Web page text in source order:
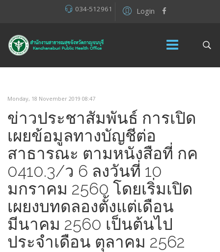
Login
034-512961
Monday, 18 November 2019 08:47
ข่าวประชาสัมพันธ์ การเปิด
เผยข้อมูลทางบัญชีต่อ
สาธารณะ ตามหนังสือที่ กค
0410.3/ว 6 ลงวันที่ 10
มกราคม 2560 โดยเริ่มเปิด
เผยงบทดลองตั้งแต่เดือน
มีนาคม 2560 เป็นต้นไป
ประจำเดือน ตุลาคม 2562